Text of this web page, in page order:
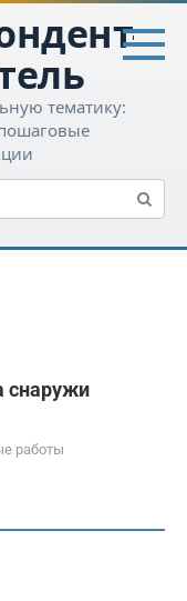
тематику:
снаружи
работы